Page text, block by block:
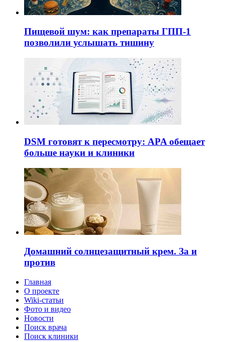
Пищевой шум: как препараты ГПП-1
позволили услышать тишину
DSM готовят к пересмотру: APA обещает
больше науки и клиники
Домашний солнцезащитный крем. За и
против
Главная
О проекте
Wiki-статьи
Фото и видео
Новости
Поиск врача
Поиск клиники